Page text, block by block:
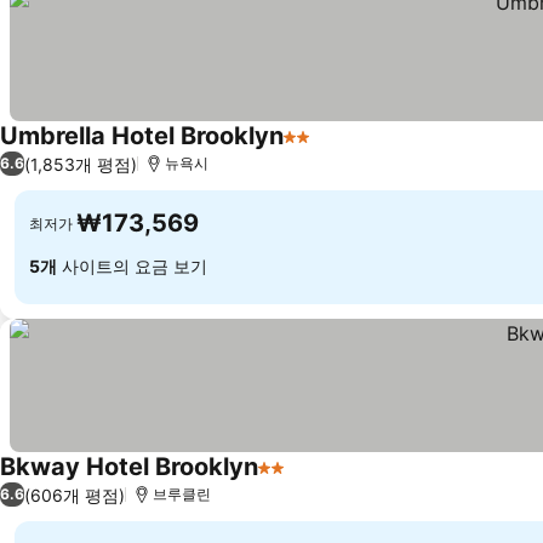
Umbrella Hotel Brooklyn2 성급
6.6(1,853개 평점) 뉴욕시
최저가 ₩173,569
5개 사이트의 요금 보기
Bkway Hotel Brooklyn2 성급
6.6(606개 평점) 브루클린